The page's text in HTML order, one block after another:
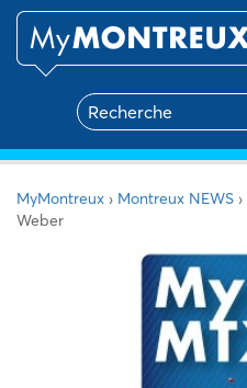
MyMontreux › Montreux NEWS ›
Weber